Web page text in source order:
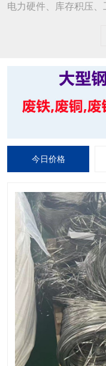
电力硬件、库存积压
今日价格